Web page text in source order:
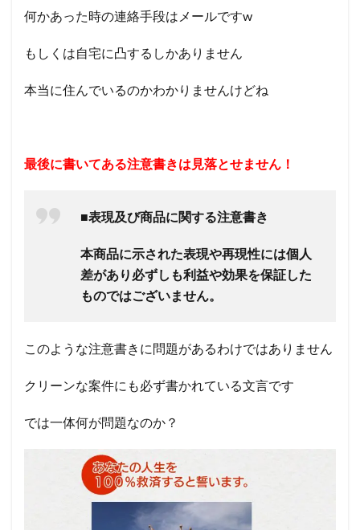
何かあった時の連絡手段はメールですw
もしくは自宅に凸するしかありません
本当に住んでいるのかわかりませんけどね
最後に書いてある注意書きは見落とせません！
■表現及び商品に関する注意書き
本商品に示された表現や再現性には個人
差があり必ずしも利益や効果を保証した
ものではございません。
このような注意書きに問題があるわけではありません
クリーンな案件にも必ず書かれている文言です
では一体何が問題なのか？